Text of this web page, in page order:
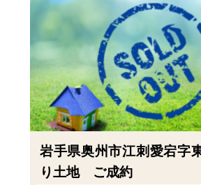
岩手県奥州市江刺愛宕字
り土地 ご成約